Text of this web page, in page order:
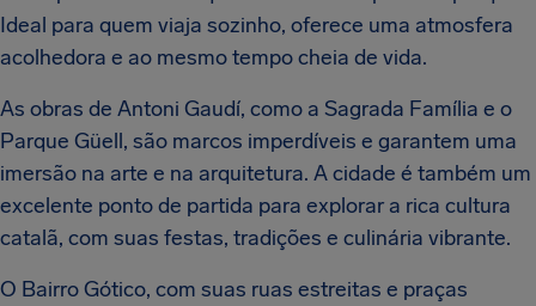
Ideal para quem viaja sozinho, oferece uma atmosfera
acolhedora e ao mesmo tempo cheia de vida.
As obras de Antoni Gaudí, como a Sagrada Família e o
Parque Güell, são marcos imperdíveis e garantem uma
imersão na arte e na arquitetura. A cidade é também um
excelente ponto de partida para explorar a rica cultura
catalã, com suas festas, tradições e culinária vibrante.
O Bairro Gótico, com suas ruas estreitas e praças